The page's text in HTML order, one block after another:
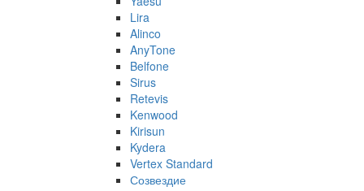
Lira
Alinco
AnyTone
Belfone
Sirus
Retevis
Kenwood
Kirisun
Kydera
Vertex Standard
Созвездие